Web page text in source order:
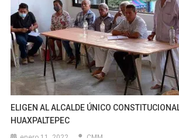
ELIGEN AL ALCALDE ÚNICO
HUAXPALTEPEC